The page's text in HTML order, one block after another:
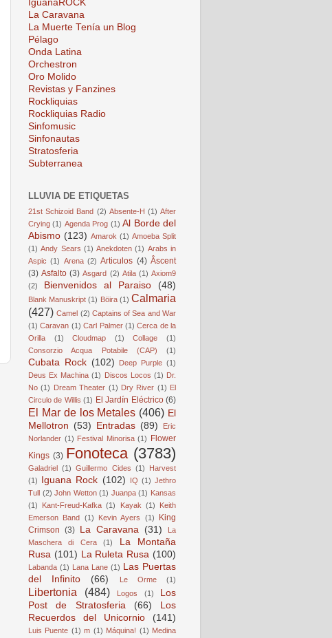
IguanaROCK
La Caravana
La Muerte Tenía un Blog
Pélago
Onda Latina
Orchestron
Oro Molido
Revistas y Fanzines
Rockliquias
Rockliquias Radio
Sinfomusic
Sinfonautas
Stratosferia
Subterranea
LLUVIA DE ETIQUETAS
21st Schizoid Band (2) Absente-H (1) After
Crying (1) Agenda Prog (1) Al Borde del
Abismo (123) Amarok (1) Amoeba Split
(1) Andy Sears (1) Anekdoten (1) Arabs in
Aspic (1) Arena (2) Articulos (4) Âscent
(3) Asfalto (3) Asgard (2) Atila (1) Axiom9
(2)
Bienvenidos al Paraiso (48)
Blank Manuskript (1) Böira (1) Calmaria
(427) Camel (2) Captains of Sea and War
(1) Caravan (1) Carl Palmer (1) Cerca de la
Orilla
(1) Cloudmap (1) Collage
(1)
Consorzio Acqua Potabile (CAP)
(1)
Cubata Rock (102) Deep Purple (1)
Deus Ex Machina (1) Discos Locos (1) Dr.
No (1) Dream Theater (1) Dry River (1) El
Circulo de Willis (1) El Jardín Eléctrico (6)
El Mar de los Metales (406) El
Mellotron (53) Entradas (89)
Eric
Norlander (1) Festival Minorisa (1)
Flower
Kings (3) Fonoteca (3783)
Galadriel (1) Guillermo Cides (1)
Harvest
(1)
Iguana Rock (102) IQ (1) Jethro
Tull (2) John Wetton (1) Juanpa (1) Kansas
(1)
Kant-Freud-Kafka (1) Kayak (1)
Keith
Emerson Band (1) Kevin Ayers (1)
King
Crimson (3) La Caravana (31)
La
Maschera di Cera
(1)
La Montaña
Rusa (101) La Ruleta Rusa (100)
Labanda (1) Lana Lane (1) Las Puertas
del Infinito
(66) Le Orme (1)
Libertonia (484) Logos (1)
Los
Post de Stratosferia
(66)
Los
Recuerdos del Unicornio
(141)
Luis Puente (1) m (1) Máquina! (1) Medina